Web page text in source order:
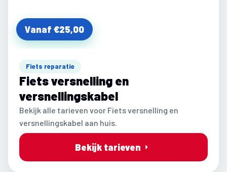
Vanaf €25,00
Fiets reparatie
Fiets versnelling en
versnellingskabel
Bekijk alle tarieven voor Fiets versnelling en
versnellingskabel aan huis.
Bekijk tarieven